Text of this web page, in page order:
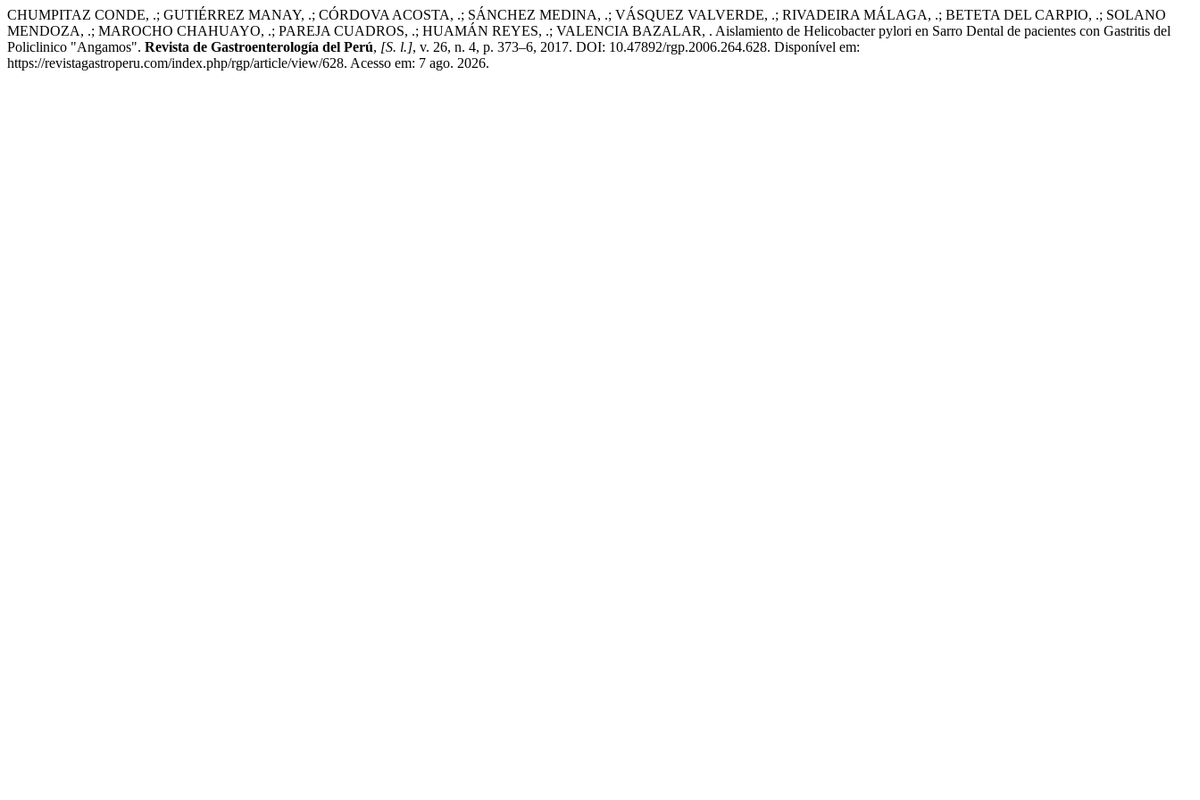
CHUMPITAZ CONDE, .; GUTIÉRREZ MANAY, .; CÓRDOVA ACOSTA, .; SÁNCHEZ MEDINA, .; VÁSQUEZ VALVERDE, .; RIVADEIRA MÁLAGA, .; BETETA DEL CARPIO, .; SOLANO
MENDOZA, .; MAROCHO CHAHUAYO, .; PAREJA CUADROS, .; HUAMÁN REYES, .; VALENCIA BAZALAR, . Aislamiento de Helicobacter pylori en Sarro Dental de pacientes con Gastritis del
Policlinico "Angamos". Revista de Gastroenterología del Perú, [S. l.], v. 26, n. 4, p. 373–6, 2017. DOI: 10.47892/rgp.2006.264.628. Disponível em:
https://revistagastroperu.com/index.php/rgp/article/view/628. Acesso em: 7 ago. 2026.